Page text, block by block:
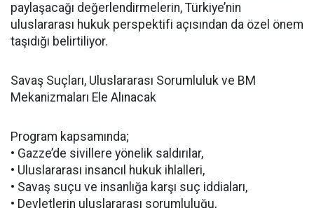
paylaşacağı değerlendirmelerin, Türkiye’nin
uluslararası hukuk perspektifi açısından da özel önem
taşıdığı belirtiliyor.
Savaş Suçları, Uluslararası Sorumluluk ve BM
Mekanizmaları Ele Alınacak
Program kapsamında;
• Gazze’de sivillere yönelik saldırılar,
• Uluslararası insancıl hukuk ihlalleri,
• Savaş suçu ve insanlığa karşı suç iddiaları,
• Devletlerin uluslararası sorumluluğu,